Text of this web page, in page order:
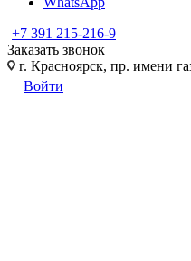
+7 391 215-216-9
Заказать звонок
г. Красноярск, пр. имени
Войти